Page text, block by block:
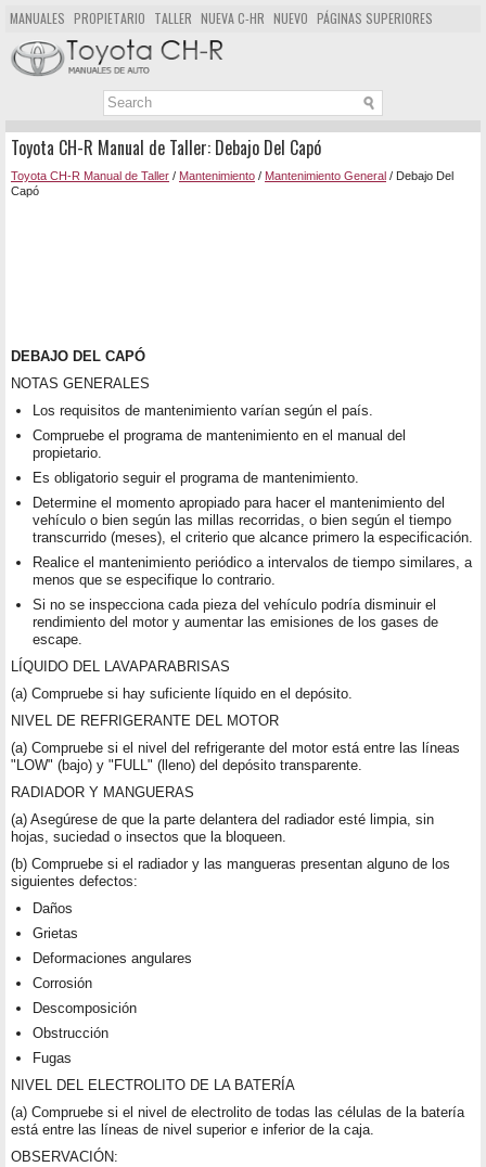
MANUALES PROPIETARIO TALLER NUEVA C-HR NUEVO PÁGINAS SUPERIORES
MAPA DEL SITIO
BUSCAR
Toyota CH-R Manual de Taller: Debajo Del Capó
Toyota CH-R Manual de Taller / Mantenimiento / Mantenimiento General / Debajo Del
Capó
DEBAJO DEL CAPÓ
NOTAS GENERALES
Los requisitos de mantenimiento varían según el país.
Compruebe el programa de mantenimiento en el manual del
propietario.
Es obligatorio seguir el programa de mantenimiento.
Determine el momento apropiado para hacer el mantenimiento del
vehículo o bien según las millas recorridas, o bien según el tiempo
transcurrido (meses), el criterio que alcance primero la especificación.
Realice el mantenimiento periódico a intervalos de tiempo similares, a
menos que se especifique lo contrario.
Si no se inspecciona cada pieza del vehículo podría disminuir el
rendimiento del motor y aumentar las emisiones de los gases de
escape.
LÍQUIDO DEL LAVAPARABRISAS
(a) Compruebe si hay suficiente líquido en el depósito.
NIVEL DE REFRIGERANTE DEL MOTOR
(a) Compruebe si el nivel del refrigerante del motor está entre las líneas
"LOW" (bajo) y "FULL" (lleno) del depósito transparente.
RADIADOR Y MANGUERAS
(a) Asegúrese de que la parte delantera del radiador esté limpia, sin
hojas, suciedad o insectos que la bloqueen.
(b) Compruebe si el radiador y las mangueras presentan alguno de los
siguientes defectos:
Daños
Grietas
Deformaciones angulares
Corrosión
Descomposición
Obstrucción
Fugas
NIVEL DEL ELECTROLITO DE LA BATERÍA
(a) Compruebe si el nivel de electrolito de todas las células de la batería
está entre las líneas de nivel superior e inferior de la caja.
OBSERVACIÓN: